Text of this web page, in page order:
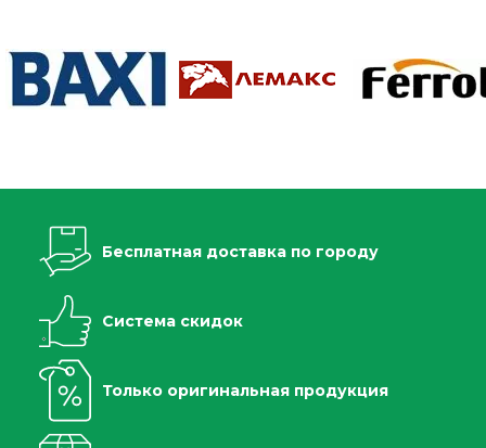
Бесплатная доставка по городу
Система скидок
Только оригинальная продукция